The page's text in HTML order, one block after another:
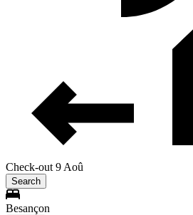
Check-out 9 Aoû
Search
Besançon